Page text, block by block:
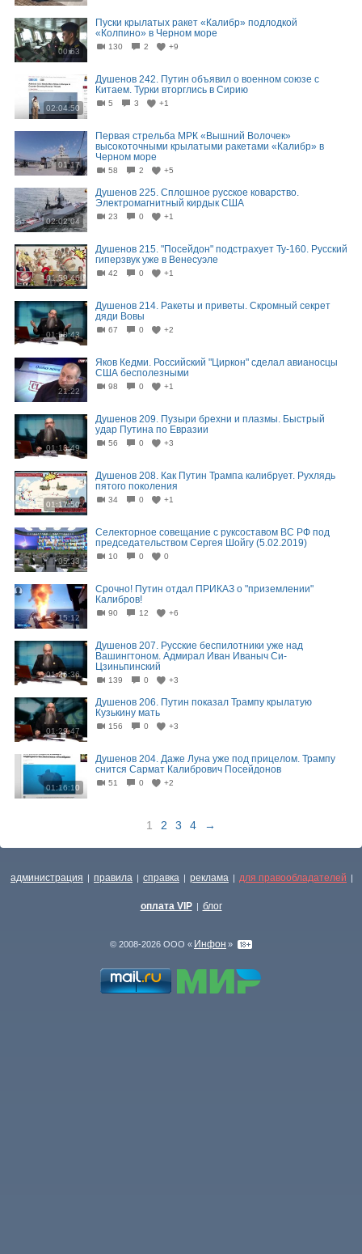
00:53
Пуски крылатых ракет «Калибр» подлодкой
«Колпино» в Черном море
130 2 +9
02:04:50
Душенов 242. Путин объявил о военном союзе с
Китаем. Турки вторглись в Сирию
5 3 +1
01:17
Первая стрельба МРК «Вышний Волочек»
высокоточными крылатыми ракетами «Калибр» в
Черном море
58 2 +5
02:02:04
Душенов 225. Сплошное русское коварство.
Электромагнитный кирдык CША
23 0 +1
01:59:46
Душенов 215. "Посейдон" подстрахует Ту-160. Руccкий
гипepзвук уже в Beнecуэле
42 0 +1
01:58:43
Душенов 214. Ракеты и приветы. Скромный секрет
дяди Вовы
67 0 +2
21:22
Яков Кедми. Российский "Циркон" сделал авианосцы
США бесполезными
98 0 +1
01:13:49
Душенов 209. Пузыри брехни и плазмы. Быстрый
удар Путина по Евразии
56 0 +3
01:17:50
Душенов 208. Как Путин Трампа калибрует. Рухлядь
пятого поколения
34 0 +1
05:33
Селекторное совещание с руксоставом ВС РФ под
председательством Сергея Шойгу (5.02.2019)
10 0 0
15:12
Срочно! Путин отдал ПРИКАЗ о "приземлении"
Калибров!
90 12 +6
01:26:36
Душенов 207. Русские беспилотники уже над
Вашингтоном. Адмирал Иван Иваныч Си-
Цзиньпинский
139 0 +3
01:29:47
Душенов 206. Путин показал Трампу крылатую
Кузькину мать
156 0 +3
01:16:10
Душенов 204. Даже Луна уже под прицелом. Трампу
снится Сармат Калибрович Посейдонов
51 0 +2
1 2 3 4 →
администрация | правила | справка | реклама | для правообладателей |
оплата VIP | блог
© 2008-2026 ООО « Инфон »